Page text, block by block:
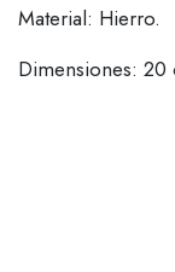
Material: Hierro.
Dimensiones: